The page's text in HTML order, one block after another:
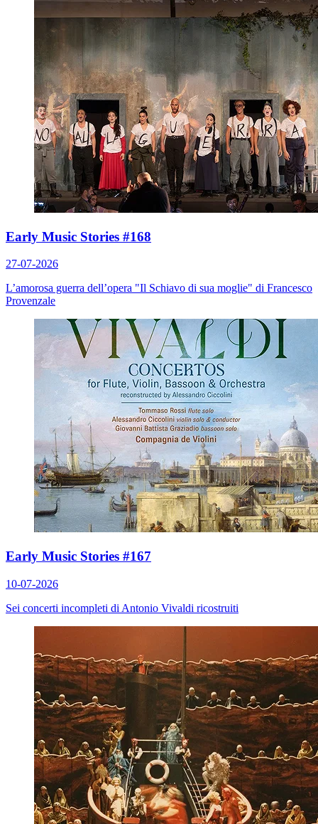
Early Music Stories #168
27-07-2026
L’amorosa guerra dell’opera "Il Schiavo di sua moglie" di Francesco
Provenzale
Early Music Stories #167
10-07-2026
Sei concerti incompleti di Antonio Vivaldi ricostruiti